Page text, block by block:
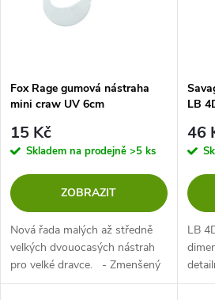
p
r
o
d
u
s
p
r
o
d
u
Fox Rage gumová nástraha
mini craw UV 6cm
15 Kč
Skladem na prodejně >5 ks
ZOBRAZIT
Nová řada malých až středně
velkých dvouocasých nástrah
pro velké dravce. - Zmenšený
rodinný příslušník velmi
LB
46
LB